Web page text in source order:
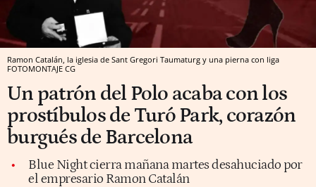
Ramon Catalán, la iglesia de Sant Gregori Taumaturg y una pierna con liga
FOTOMONTAJE CG
Un patrón del Polo acaba con los
prostíbulos de Turó Park, corazón
burgués de Barcelona
Blue Night cierra mañana martes desahuciado por
el empresario Ramon Catalán